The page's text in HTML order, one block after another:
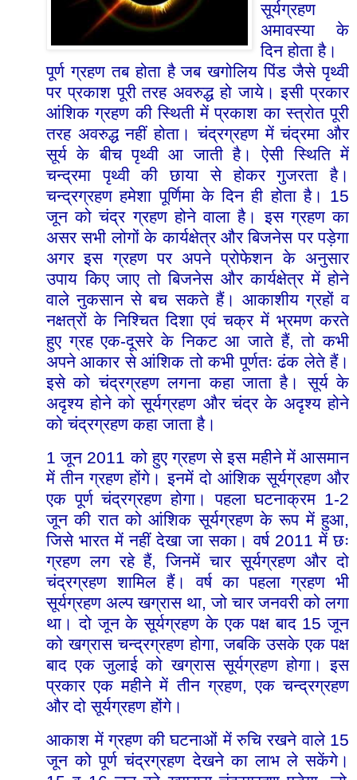
सूर्यग्रहण
अमावस्या
के
दिन होता है।
पूर्ण ग्रहण तब होता है जब खगोलिय पिंड जैसे पृथ्वी
पर प्रकाश पूरी तरह अवरुद्ध हो जाये। इसी प्रकार
आंशिक ग्रहण की स्थिती में प्रकाश का स्त्रोत पूरी
तरह अवरुद्ध नहीं होता। चंद्रग्रहण में चंद्रमा और
सूर्य के बीच पृथ्वी आ जाती है। ऐसी स्थिति में
चन्द्रमा
पृथ्वी की छाया से होकर गुजरता
है।
चन्द्रग्रहण हमेशा पूर्णिमा के दिन ही होता है। 15
जून को चंद्र ग्रहण होने वाला है। इस ग्रहण का
असर सभी लोगों के कार्यक्षेत्र और बिजनेस पर पड़ेगा
अगर इस ग्रहण पर अपने प्रोफेशन के अनुसार
उपाय किए जाए तो बिजनेस और कार्यक्षेत्र में होने
वाले नुकसान से बच सकते हैं। आकाशीय ग्रहों व
नक्षत्रों के निश्चित दिशा एवं चक्र में भ्रमण करते
हुए ग्रह एक-दूसरे के निकट आ जाते हैं,तो कभी
अपने आकार से आंशिक तो कभी पूर्णतः ढंक लेते हैं।
इसे को चंद्रग्रहण लगना कहा जाता है। सूर्य के
अदृश्य होने को सूर्यग्रहण और चंद्र के अदृश्य होने
को चंद्रग्रहण कहा जाता है।
1जून2011को हुए ग्रहण से इस महीने में आसमान
में तीन ग्रहण होंगे। इनमें दो आंशिक सूर्यग्रहण और
एक पूर्ण चंद्रग्रहण होगा। पहला घटनाक्रम 1-2
जून की रात को आंशिक सूर्यग्रहण के रूप में हुआ,
जिसे भारत में नहीं देखा जा सका। वर्ष2011में छः
ग्रहण लग रहे हैं,जिनमें चार सूर्यग्रहण और दो
चंद्रग्रहण शामिल हैं। वर्ष का पहला ग्रहण भी
सूर्यग्रहण अल्प खग्रास था,जो चार जनवरी को लगा
था। दो जून के सूर्यग्रहण के एक पक्ष बाद15जून
को खग्रास चन्द्रग्रहण होगा,जबकि उसके एक पक्ष
बाद एक जुलाई को खग्रास सूर्यग्रहण होगा।
इस
प्रकार एक महीने में तीन ग्रहण,एक चन्द्रग्रहण
और दो सूर्यग्रहण होंगे।
आकाश में ग्रहण की घटनाओं में रुचि रखने वाले15
जून को पूर्ण चंद्रग्रहण देखने का लाभ ले सकेंगे।